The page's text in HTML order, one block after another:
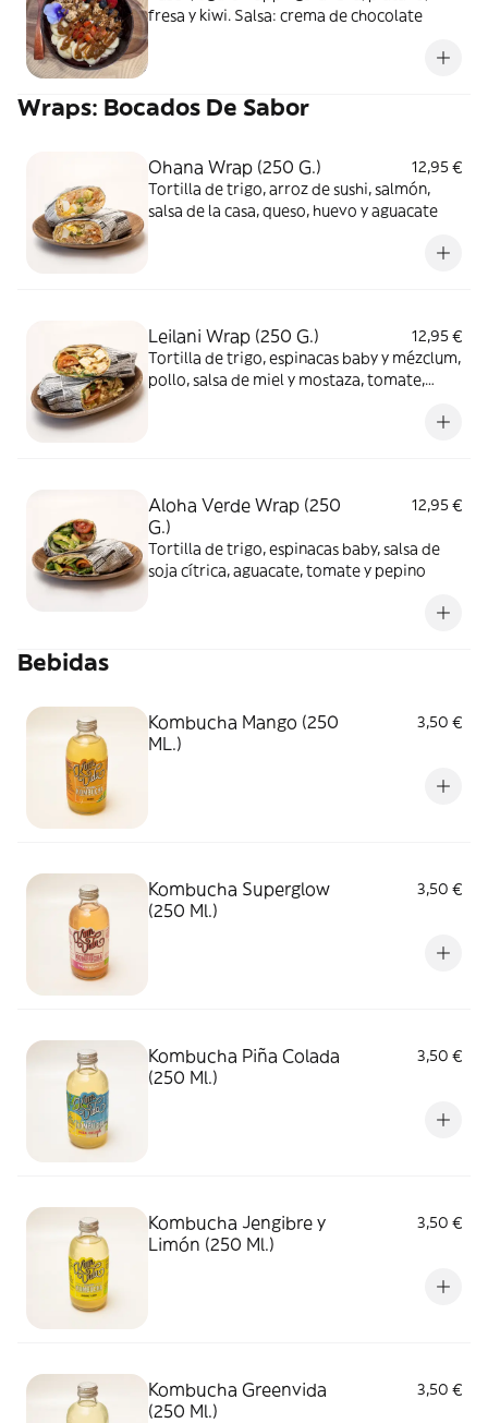
fresa y kiwi. Salsa: crema de chocolate
Wraps: Bocados De Sabor
Ohana Wrap (250 G.)
12,95 €
Tortilla de trigo, arroz de sushi, salmón,
salsa de la casa, queso, huevo y aguacate
Leilani Wrap (250 G.)
12,95 €
Tortilla de trigo, espinacas baby y mézclum,
pollo, salsa de miel y mostaza, tomate,
Aloha Verde Wrap (250
G.)
12,95 €
Tortilla de trigo, espinacas baby, salsa de
soja cítrica, aguacate, tomate y pepino
Bebidas
Kombucha Mango (250
ML.)
3,50 €
Kombucha Superglow
(250 Ml.)
3,50 €
Kombucha Piña Colada
(250 Ml.)
3,50 €
Kombucha Jengibre y
Limón (250 Ml.)
3,50 €
Kombucha Greenvida
(250 Ml.)
3,50 €